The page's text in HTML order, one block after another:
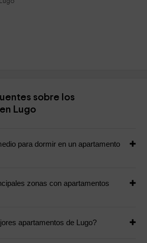
sobre los
Lugo
para dormir en un apartamento
zonas con apartamentos
apartamentos de Lugo?